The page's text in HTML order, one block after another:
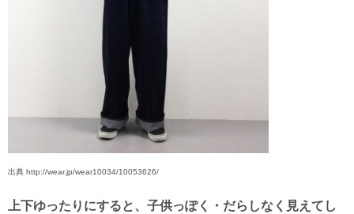
出典 http://wear.jp/wear10034/10053626/
上下ゆったりにすると、子供っぽく・だらしなく見えてし